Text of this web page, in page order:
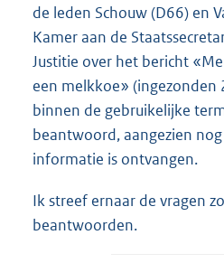
de leden Schouw (D66) en
Kamer aan de
Justitie over het bericht
een melkkoe»
binnen de gebruikelijke
beantwoord, aangezien
informatie is ontvangen.
Ik streef ernaar de vragen
beantwoorden.